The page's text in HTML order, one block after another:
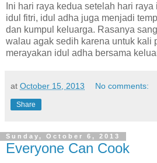
Ini hari raya kedua setelah hari
idul fitri, idul adha juga menjadi
dan kumpul keluarga. Rasanya
walau agak sedih karena untuk kali
merayakan idul adha bersama
at October 15, 2013 No comments:
Share
Sunday, October 6, 2013
Everyone Can Cook